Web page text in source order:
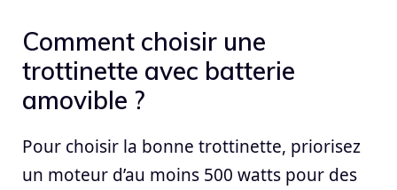
Comment choisir une
trottinette avec batterie
amovible ?
Pour choisir la bonne trottinette, priorisez
un moteur d’au moins 500 watts pour des